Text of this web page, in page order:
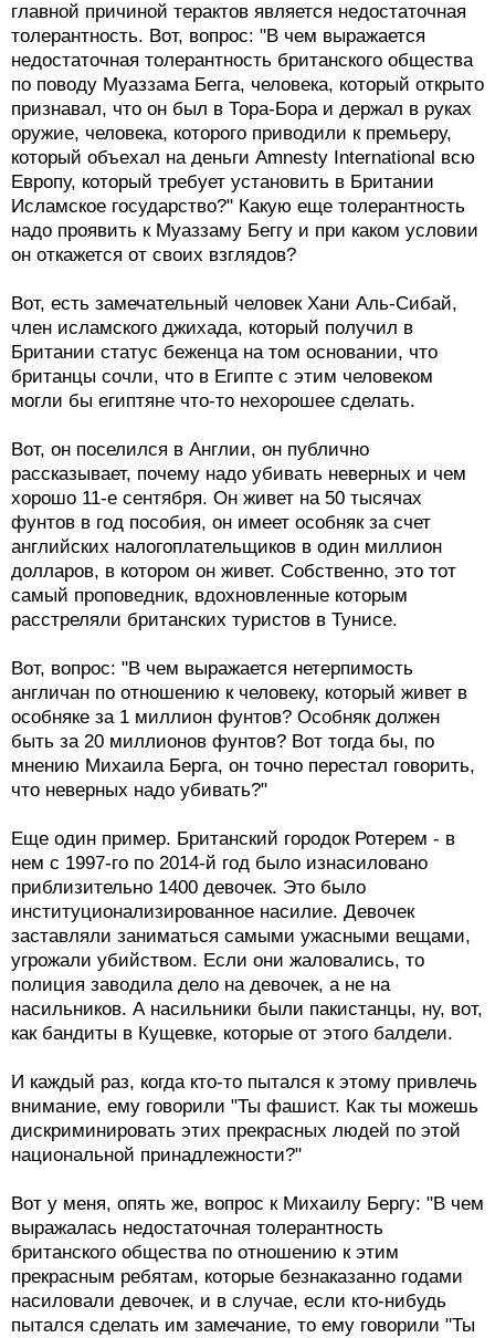
главной причиной терактов является недостаточная
толерантность. Вот, вопрос: "В чем выражается
недостаточная толерантность британского общества
по поводу Муаззама Бегга, человека, который открыто
признавал, что он был в Тора-Бора и держал в руках
оружие, человека, которого приводили к премьеру,
который объехал на деньги Amnesty International всю
Европу, который требует установить в Британии
Исламское государство?" Какую еще толерантность
надо проявить к Муаззаму Беггу и при каком условии
он откажется от своих взглядов?
Вот, есть замечательный человек Хани Аль-Сибай,
член исламского джихада, который получил в
Британии статус беженца на том основании, что
британцы сочли, что в Египте с этим человеком
могли бы египтяне что-то нехорошее сделать.
Вот, он поселился в Англии, он публично
рассказывает, почему надо убивать неверных и чем
хорошо 11-е сентября. Он живет на 50 тысячах
фунтов в год пособия, он имеет особняк за счет
английских налогоплательщиков в один миллион
долларов, в котором он живет. Собственно, это тот
самый проповедник, вдохновленные которым
расстреляли британских туристов в Тунисе.
Вот, вопрос: "В чем выражается нетерпимость
англичан по отношению к человеку, который живет в
особняке за 1 миллион фунтов? Особняк должен
быть за 20 миллионов фунтов? Вот тогда бы, по
мнению Михаила Берга, он точно перестал говорить,
что неверных надо убивать?"
Еще один пример. Британский городок Ротерем - в
нем с 1997-го по 2014-й год было изнасиловано
приблизительно 1400 девочек. Это было
институционализированное насилие. Девочек
заставляли заниматься самыми ужасными вещами,
угрожали убийством. Если они жаловались, то
полиция заводила дело на девочек, а не на
насильников. А насильники были пакистанцы, ну, вот,
как бандиты в Кущевке, которые от этого балдели.
И каждый раз, когда кто-то пытался к этому привлечь
внимание, ему говорили "Ты фашист. Как ты можешь
дискриминировать этих прекрасных людей по этой
национальной принадлежности?"
Вот у меня, опять же, вопрос к Михаилу Бергу: "В чем
выражалась недостаточная толерантность
британского общества по отношению к этим
прекрасным ребятам, которые безнаказанно годами
насиловали девочек, и в случае, если кто-нибудь
пытался сделать им замечание, то ему говорили "Ты